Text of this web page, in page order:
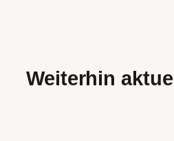
Weiterhin aktuell